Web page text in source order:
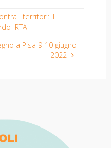
i territori: il
IRTA
a Pisa 9-10 giugno
2022